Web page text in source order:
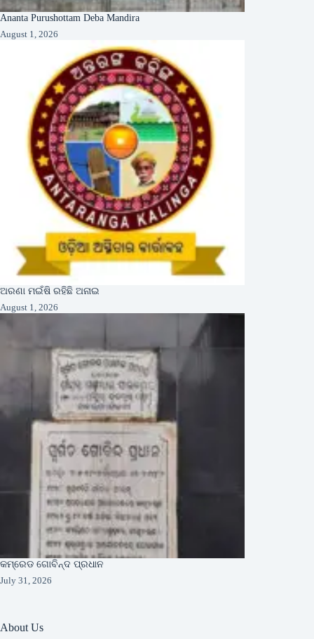
Ananta Purushottam Deba Mandira
August 1, 2026
ଅରଣା ମଇଁଷି ରହିଛି ଅନାଇ
August 1, 2026
କମ୍ରେଡ ଗୋବିନ୍ଦ ପ୍ରଧାନ
July 31, 2026
About Us